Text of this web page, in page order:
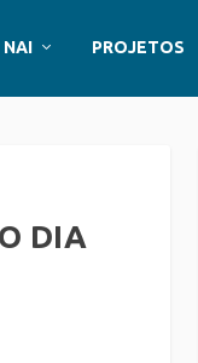
NAI PROJETOS
DIA